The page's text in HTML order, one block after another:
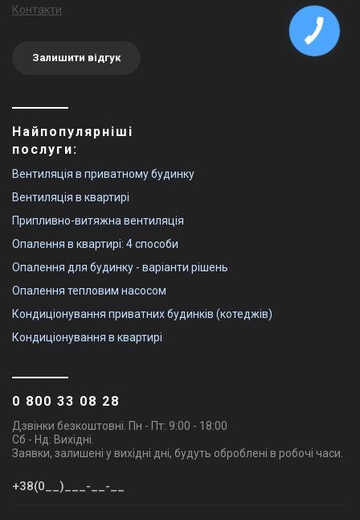
Контакти
Залишити відгук
Найпопулярніші
послуги:
Вентиляція в приватному будинку
Вентиляція в квартирі
Припливно-витяжна вентиляція
Опалення в квартирі: 4 способи
Опалення для будинку - варіанти рішень
Опалення тепловим насосом
Кондиціонування приватних будинків (котеджів)
Кондиціонування в квартирі
0 800 33 08 28
Дзвінки безкоштовні. Пн - Пт: 9:00 - 18:00
Сб - Нд: Вихідні.
Заявки, залишені у вихідні дні, будуть оброблені в робочі часи.